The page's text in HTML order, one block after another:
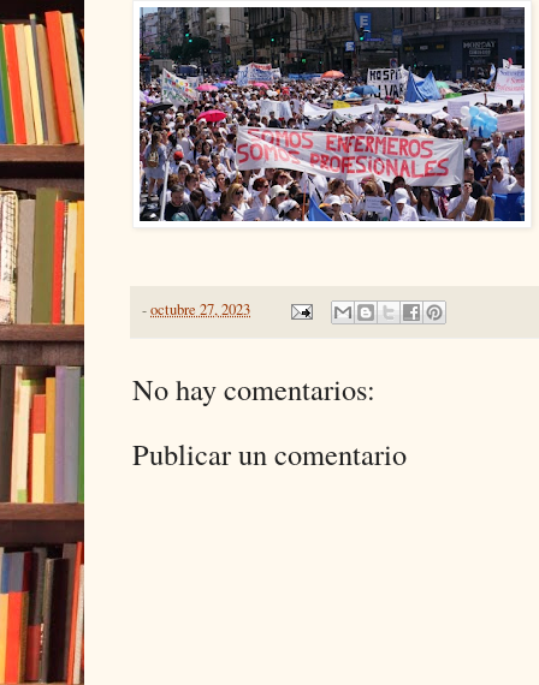
-octubre 27, 2023
No hay comentarios:
Publicar un comentario